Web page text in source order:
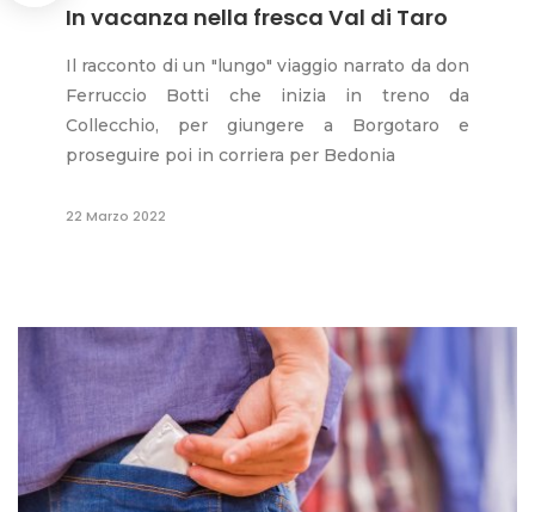
In vacanza nella fresca Val di Taro
Il racconto di un "lungo" viaggio narrato da don
Ferruccio Botti che inizia in treno da
Collecchio, per giungere a Borgotaro e
proseguire poi in corriera per Bedonia
22 Marzo 2022